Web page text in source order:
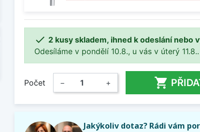
 2 kusy skladem, ihned k odeslání nebo
Odesíláme v pondělí 10.8., u vás v úterý 11.8..
Počet − + 
Jakýkoliv dotaz? Rádi vám